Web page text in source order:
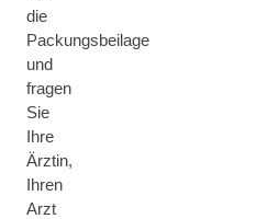
die
Packungsbeilage
und
fragen
Sie
Ihre
Ärztin,
Ihren
Arzt